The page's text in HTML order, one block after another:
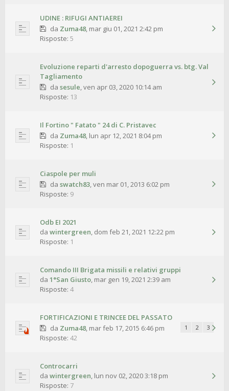
UDINE : RIFUGI ANTIAEREI
da Zuma48, mar giu 01, 2021 2:42 pm
Risposte: 5
Evoluzione reparti d'arresto dopoguerra vs. btg. Val
Tagliamento
da sesule,ven apr 03, 2020 10:14 am
Risposte: 13
Il Fortino " Fatato " 24 di C. Pristavec
da Zuma48, lun apr 12, 2021 8:04 pm
Risposte: 1
Ciaspole per muli
da swatch83,ven mar 01, 2013 6:02 pm
Risposte: 9
Odb EI 2021
da wintergreen, dom feb 21, 2021 12:22 pm
Risposte: 1
Comando III Brigata missili e relativi gruppi
da 1°San Giusto, mar gen 19, 2021 2:39 am
Risposte: 4
FORTIFICAZIONI E TRINCEE DEL PASSATO
da Zuma48, mar feb 17, 2015 6:46 pm 1 2 3
Risposte: 42
Controcarri
da wintergreen, lun nov 02, 2020 3:18 pm
Risposte: 7